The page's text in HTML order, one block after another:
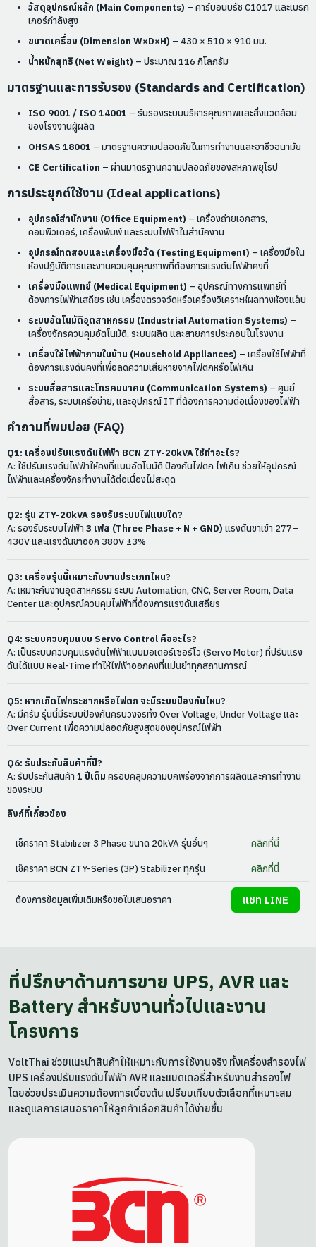
วัสดุอุปกรณ์หลัก (Main Components) – คาร์บอนบรัช C1017 และเบรก
เกอร์กำลังสูง
ขนาดเครื่อง (Dimension W×D×H) – 430 × 510 × 910 มม.
น้ำหนักสุทธิ (Net Weight) – ประมาณ 116 กิโลกรัม
มาตรฐานและการรับรอง (Standards and Certification)
ISO 9001 / ISO 14001 – รับรองระบบบริหารคุณภาพและสิ่งแวดล้อม
ของโรงงานผู้ผลิต
OHSAS 18001 – มาตรฐานความปลอดภัยในการทำงานและอาชีวอนามัย
CE Certification – ผ่านมาตรฐานความปลอดภัยของสหภาพยุโรป
การประยุกต์ใช้งาน (Ideal applications)
อุปกรณ์สำนักงาน (Office Equipment) – เครื่องถ่ายเอกสาร,
คอมพิวเตอร์, เครื่องพิมพ์ และระบบไฟฟ้าในสำนักงาน
อุปกรณ์ทดสอบและเครื่องมือวัด (Testing Equipment) – เครื่องมือใน
ห้องปฏิบัติการและงานควบคุมคุณภาพที่ต้องการแรงดันไฟฟ้าคงที่
เครื่องมือแพทย์ (Medical Equipment) – อุปกรณ์ทางการแพทย์ที่
ต้องการไฟฟ้าเสถียร เช่น เครื่องตรวจวัดหรือเครื่องวิเคราะห์ผลทางห้องแล็บ
ระบบอัตโนมัติอุตสาหกรรม (Industrial Automation Systems) –
เครื่องจักรควบคุมอัตโนมัติ, ระบบผลิต และสายการประกอบในโรงงาน
เครื่องใช้ไฟฟ้าภายในบ้าน (Household Appliances) – เครื่องใช้ไฟฟ้าที่
ต้องการแรงดันคงที่เพื่อลดความเสียหายจากไฟตกหรือไฟเกิน
ระบบสื่อสารและโทรคมนาคม (Communication Systems) – ศูนย์
สื่อสาร, ระบบเครือข่าย, และอุปกรณ์ IT ที่ต้องการความต่อเนื่องของไฟฟ้า
คำถามที่พบบ่อย (FAQ)
Q1: เครื่องปรับแรงดันไฟฟ้า BCN ZTY-20kVA ใช้ทำอะไร?
A: ใช้ปรับแรงดันไฟฟ้าให้คงที่แบบอัตโนมัติ ป้องกันไฟตก ไฟเกิน ช่วยให้อุปกรณ์
ไฟฟ้าและเครื่องจักรทำงานได้ต่อเนื่องไม่สะดุด
Q2: รุ่น ZTY-20kVA รองรับระบบไฟแบบใด?
A: รองรับระบบไฟฟ้า 3 เฟส (Three Phase + N + GND) แรงดันขาเข้า 277–
430V และแรงดันขาออก 380V ±3%
Q3: เครื่องรุ่นนี้เหมาะกับงานประเภทไหน?
A: เหมาะกับงานอุตสาหกรรม ระบบ Automation, CNC, Server Room, Data
Center และอุปกรณ์ควบคุมไฟฟ้าที่ต้องการแรงดันเสถียร
Q4: ระบบควบคุมแบบ Servo Control คืออะไร?
A: เป็นระบบควบคุมแรงดันไฟฟ้าแบบมอเตอร์เซอร์โว (Servo Motor) ที่ปรับแรง
ดันได้แบบ Real-Time ทำให้ไฟฟ้าออกคงที่แม่นยำทุกสถานการณ์
Q5: หากเกิดไฟกระชากหรือไฟตก จะมีระบบป้องกันไหม?
A: มีครับ รุ่นนี้มีระบบป้องกันครบวงจรทั้ง Over Voltage, Under Voltage และ
Over Current เพื่อความปลอดภัยสูงสุดของอุปกรณ์ไฟฟ้า
Q6: รับประกันสินค้ากี่ปี?
A: รับประกันสินค้า 1 ปีเต็ม ครอบคลุมความบกพร่องจากการผลิตและการทำงาน
ของระบบ
ลิงก์ที่เกี่ยวข้อง
เช็คราคา Stabilizer 3 Phase ขนาด 20kVA รุ่นอื่นๆ คลิกที่นี่
เช็คราคา BCN ZTY-Series (3P) Stabilizer ทุกรุ่น คลิกที่นี่
ต้องการข้อมูลเพิ่มเติมหรือขอใบเสนอราคา แชท LINE
ที่ปรึกษาด้านการขาย UPS, AVR และ
Battery สำหรับงานทั่วไปและงาน
โครงการ
VoltThai ช่วยแนะนำสินค้าให้เหมาะกับการใช้งานจริง ทั้งเครื่องสำรองไฟ
UPS เครื่องปรับแรงดันไฟฟ้า AVR และแบตเตอรี่สำหรับงานสำรองไฟ
โดยช่วยประเมินความต้องการเบื้องต้น เปรียบเทียบตัวเลือกที่เหมาะสม
และดูแลการเสนอราคาให้ลูกค้าเลือกสินค้าได้ง่ายขึ้น